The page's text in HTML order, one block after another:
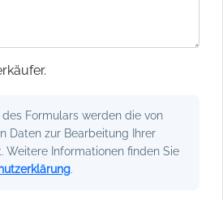
Formulars werden die von
Daten zur Bearbeitung Ihrer
Weitere Informationen finden Sie
.